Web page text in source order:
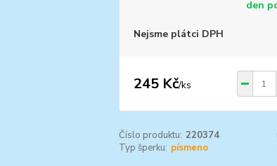
den
Nejsme plátci DPH
245 Kč/ks
Číslo produktu: 220374
Typ šperku: písmeno